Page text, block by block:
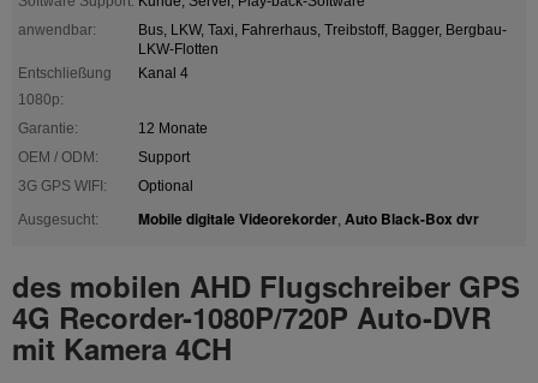
anwendbar:
Bus, LKW, Taxi, Fahrerhaus, Treibstoff, Bagger, Bergbau-
LKW-Flotten
Entschließung
1080p:
Kanal 4
Garantie:
12 Monate
OEM / ODM:
Support
3G GPS WIFI:
Optional
Ausgesucht:
Mobile digitale Videorekorder, Auto Black-Box dvr
des mobilen AHD Flugschreiber GPS
4G Recorder-1080P/720P Auto-DVR
mit Kamera 4CH